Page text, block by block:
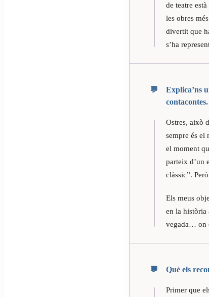
de teatre
les obres
divertit que
s’ha
Explica’ns
contacontes.
Ostres, això
sempre és el
el moment
parteix d’un
clàssic”.
Els meus
en la història
vegada… on
Què els
Primer que